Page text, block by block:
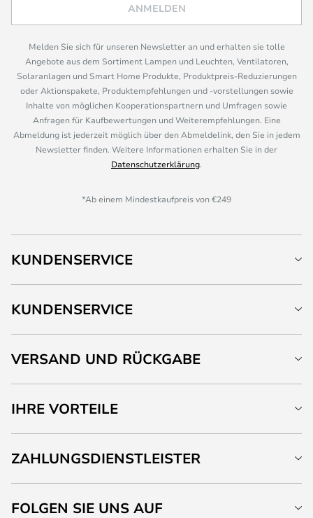
ANMELDEN
Melden Sie sich für unseren Newsletter an und erhalten sie tolle
Angebote aus dem Sortiment Lampen und Leuchten, Ventilatoren,
Solaranlagen und Smart Home Produkte, Produktpreis-Reduzierungen
oder Aktionspakete, Produktempfehlungen und -vorstellungen sowie
Inhalte von möglichen Kooperationspartnern und Umfragen sowie
Anfragen für Kaufbewertungen und Weiterempfehlungen. Eine
Abmeldung ist jederzeit möglich über den Abmeldelink, den Sie in jedem
Newsletter finden. Weitere Informationen erhalten Sie in der
Datenschutzerklärung.
*Ab einem Mindestkaufpreis von €249
KUNDENSERVICE
KUNDENSERVICE
VERSAND UND RÜCKGABE
IHRE VORTEILE
ZAHLUNGSDIENSTLEISTER
FOLGEN SIE UNS AUF